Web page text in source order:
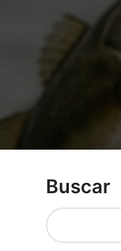
Buscar